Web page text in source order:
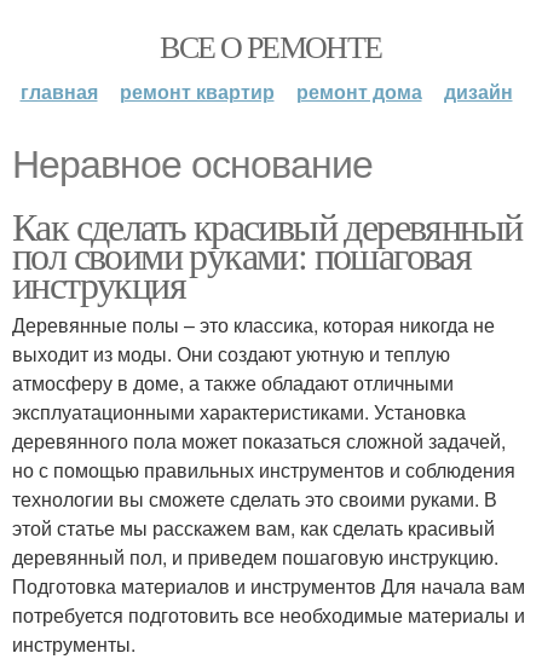
ВСЕ О РЕМОНТЕ
главная ремонт квартир ремонт дома дизайн
Неравное основание
Как сделать красивый деревянный
пол своими руками: пошаговая
инструкция
Деревянные полы – это классика, которая никогда не
выходит из моды. Они создают уютную и теплую
атмосферу в доме, а также обладают отличными
эксплуатационными характеристиками. Установка
деревянного пола может показаться сложной задачей,
но с помощью правильных инструментов и соблюдения
технологии вы сможете сделать это своими руками. В
этой статье мы расскажем вам, как сделать красивый
деревянный пол, и приведем пошаговую инструкцию.
Подготовка материалов и инструментов Для начала вам
потребуется подготовить все необходимые материалы и
инструменты.